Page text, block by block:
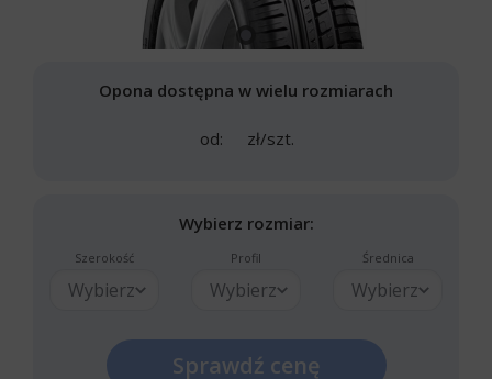
Opona dostępna w wielu rozmiarach
od: zł/szt.
Wybierz rozmiar:
Szerokość
Wybierz
Profil
Wybierz
Średnica
Wybierz
Sprawdź cenę